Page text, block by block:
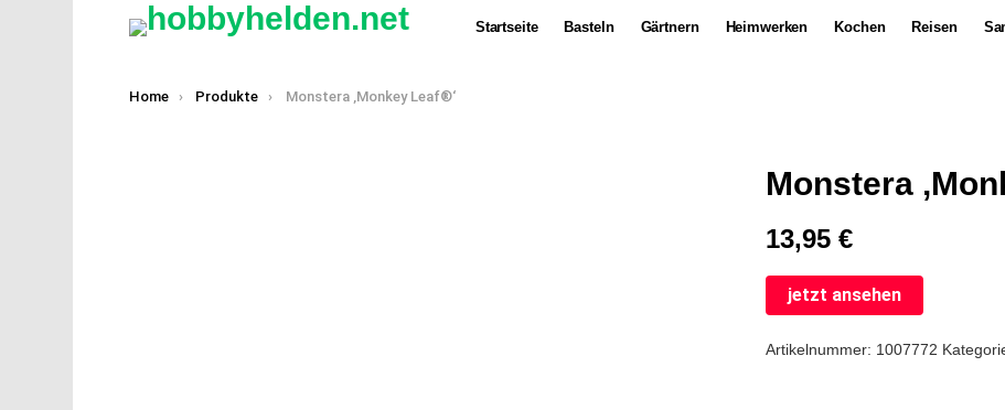
Startseite Basteln Gärtnern Heimwerken Kochen Reisen
You are here:
Home Produkte Monstera ‚Monkey Leaf®‘
Monstera
13,95€
jetzt ansehen
Artikelnummer: 1007772